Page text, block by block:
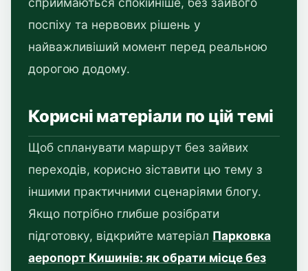
поспіху та нервових рішень у
найважливіший момент перед реальною
дорогою додому.
Корисні матеріали по цій темі
Щоб спланувати маршрут без зайвих
переходів, корисно зіставити цю тему з
іншими практичними сценаріями блогу.
Якщо потрібно глибше розібрати
підготовку, відкрийте матеріал Парковка
аеропорт Кишинів: як обрати місце без